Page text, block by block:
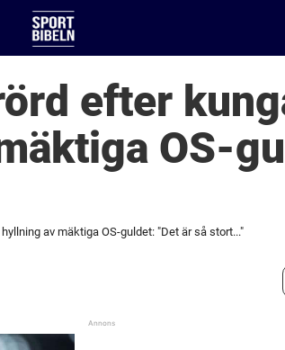
efter
OS-
av mäktiga OS-guldet: "Det är så stort..."